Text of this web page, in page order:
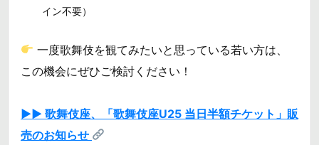
イン不要）
一度歌舞伎を観てみたいと思っている若い方は、
この機会にぜひご検討ください！
▶▶ 歌舞伎座、「歌舞伎座U25 当日半額チケット」販
売のお知らせ